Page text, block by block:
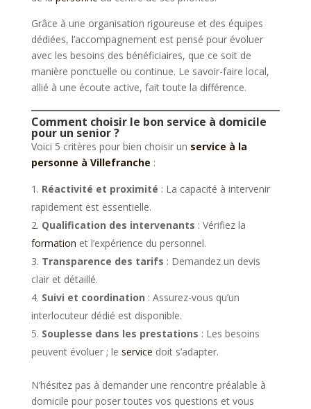
Grâce à une organisation rigoureuse et des équipes
dédiées, l’accompagnement est pensé pour évoluer
avec les besoins des bénéficiaires, que ce soit de
manière ponctuelle ou continue. Le savoir-faire local,
allié à une écoute active, fait toute la différence.
Comment choisir le bon service à domicile
pour un senior ?
Voici 5 critères pour bien choisir un service à la
personne à Villefranche :
Réactivité et proximité : La capacité à intervenir
rapidement est essentielle.
Qualification des intervenants : Vérifiez la
formation et l’expérience du personnel.
Transparence des tarifs : Demandez un devis
clair et détaillé.
Suivi et coordination : Assurez-vous qu’un
interlocuteur dédié est disponible.
Souplesse dans les prestations : Les besoins
peuvent évoluer ; le service doit s’adapter.
N’hésitez pas à demander une rencontre préalable à
domicile pour poser toutes vos questions et vous